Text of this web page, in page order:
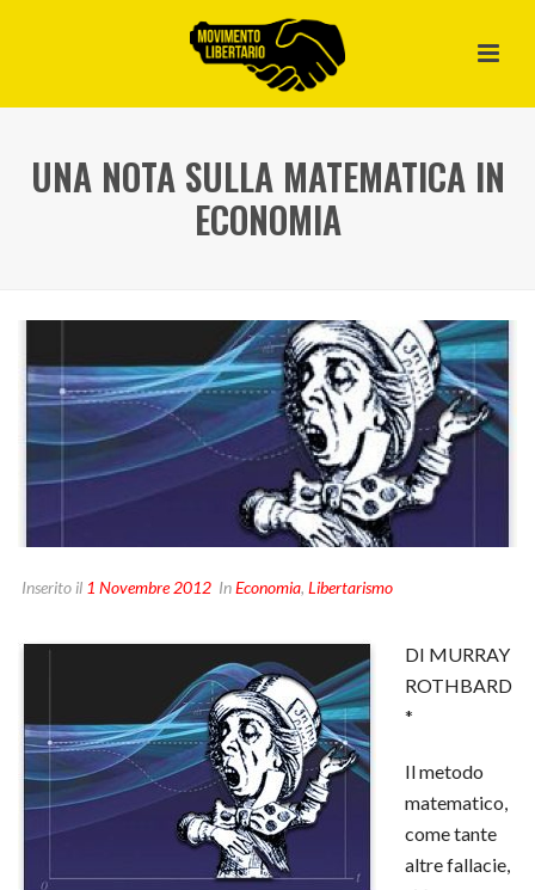
UNA NOTA SULLA MATEMATICA IN
ECONOMIA
Inserito il 1 Novembre 2012 InEconomia, Libertarismo
DI MURRAY
ROTHBARD
*
Il metodo
matematico,
come tante
altre fallacie,